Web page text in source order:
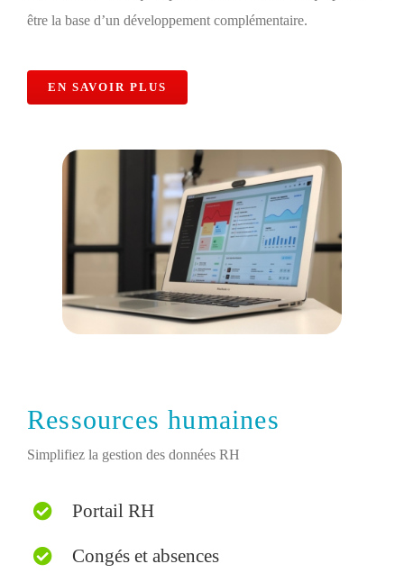
être la base d’un développement complémentaire.
EN SAVOIR PLUS
Ressources humaines
Simplifiez la gestion des données RH
Portail RH
Congés et absences